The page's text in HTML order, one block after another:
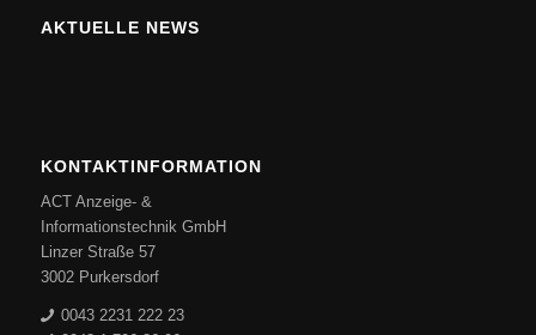
AKTUELLE NEWS
KONTAKTINFORMATION
ACT Anzeige- &
Informationstechnik GmbH
Linzer Straße 57
3002 Purkersdorf
0043 2231 222 23